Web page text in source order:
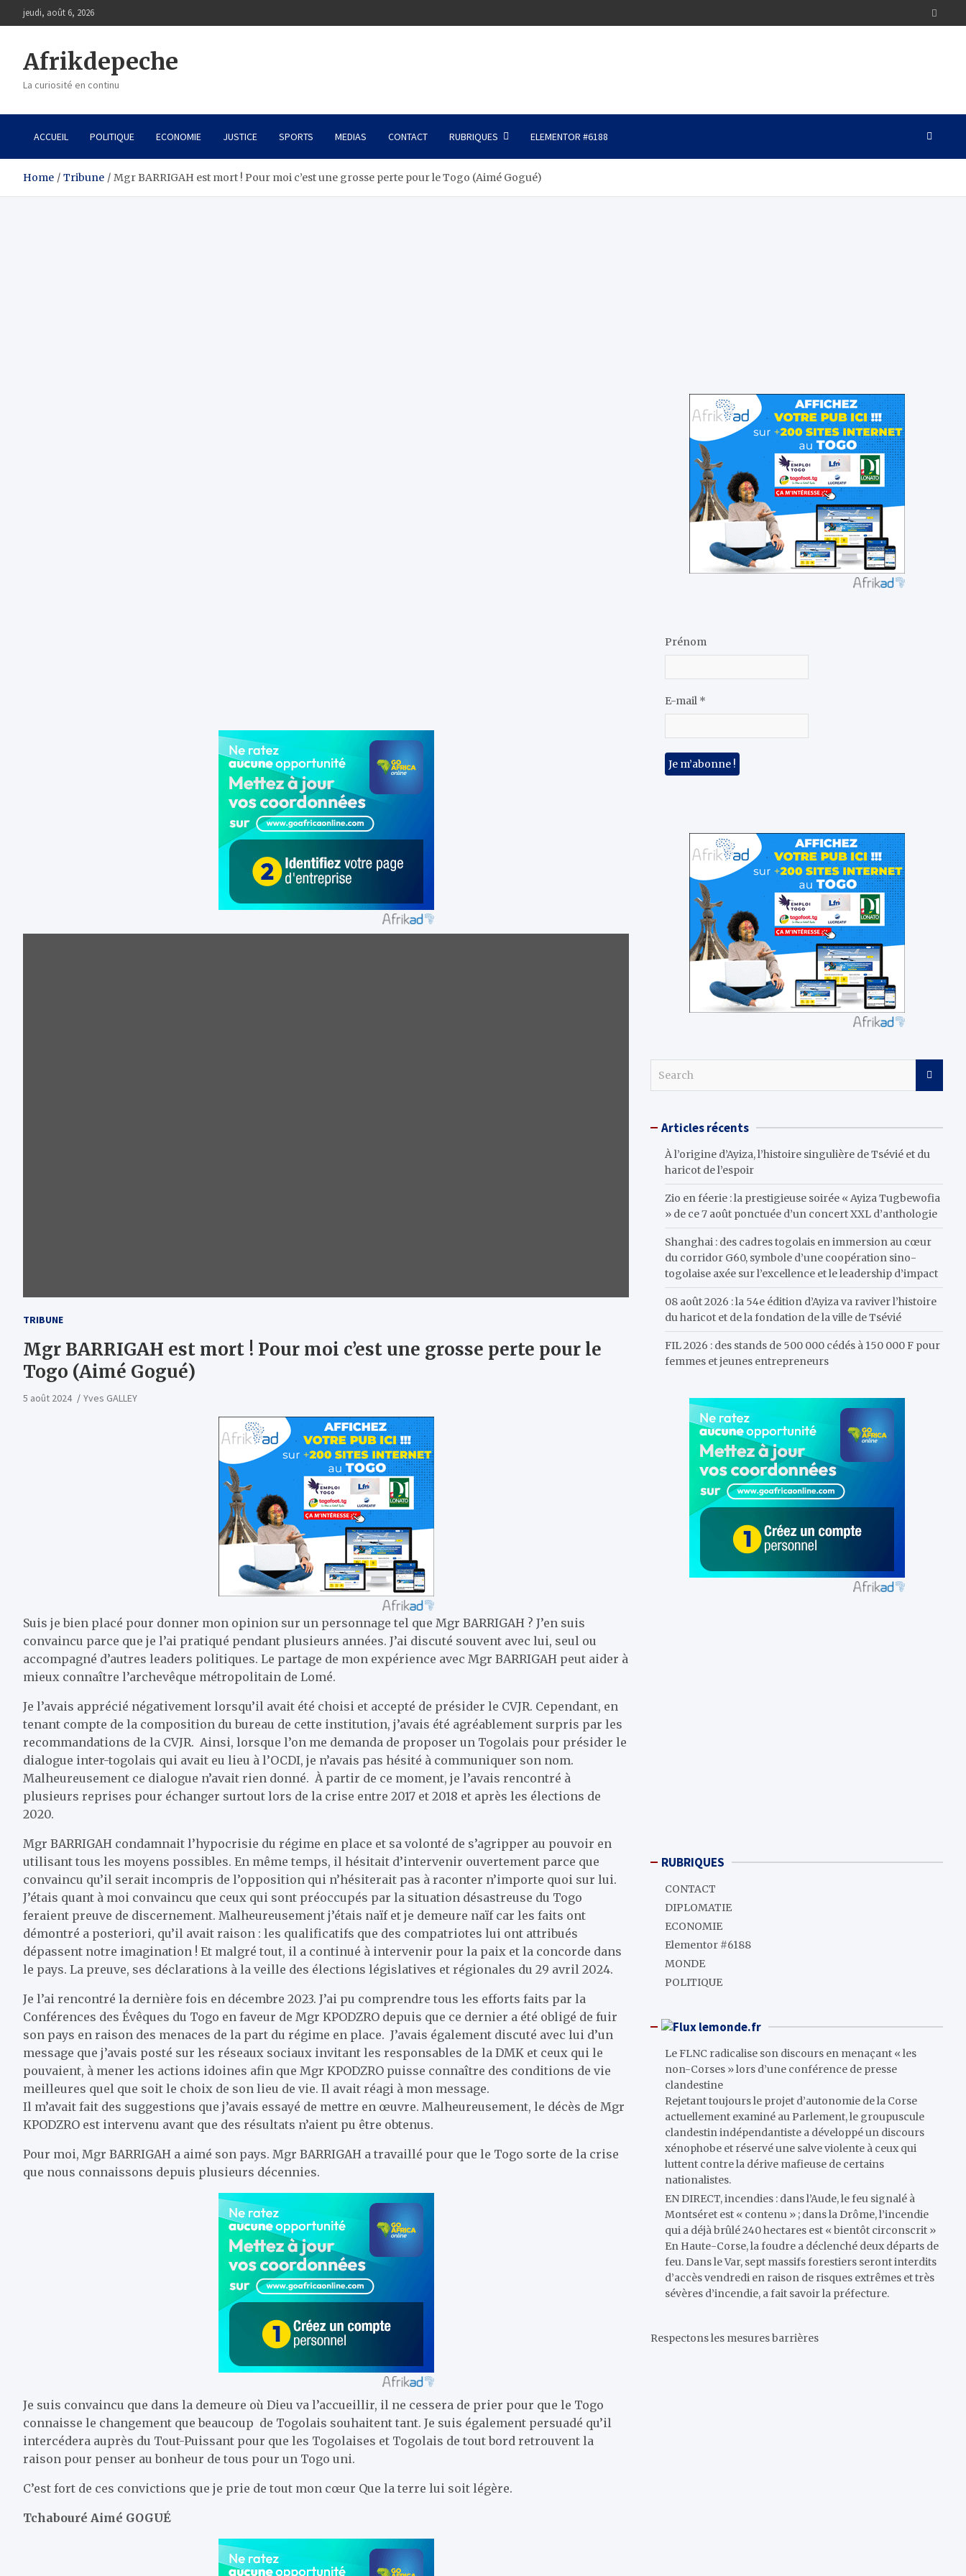
to
jeudi, août 6, 2026
Afrikdepeche
La curiosité en continu
ACCUEIL POLITIQUE ECONOMIE JUSTICE SPORTS MEDIAS CONTACT RUBRIQUES ELEMENTOR #6188
Home Tribune Mgr BARRIGAH est mort ! Pour moi c’est une grosse perte pour le Togo (Aimé Gogué)
TRIBUNE
Mgr BARRIGAH est mort ! Pour moi c’est une grosse perte pour le
Togo (Aimé Gogué)
5 août 2024 Yves GALLEY
Suis je bien placé pour donner mon opinion sur un personnage tel que Mgr BARRIGAH ? J’en suis
convaincu parce que je l’ai pratiqué pendant plusieurs années. J’ai discuté souvent avec lui, seul ou
accompagné d’autres leaders politiques. Le partage de mon expérience avec Mgr BARRIGAH peut aider à
mieux connaître l’archevêque métropolitain de Lomé.
Je l’avais apprécié négativement lorsqu’il avait été choisi et accepté de présider le CVJR. Cependant, en
tenant compte de la composition du bureau de cette institution, j’avais été agréablement surpris par les
recommandations de la CVJR. Ainsi, lorsque l’on me demanda de proposer un Togolais pour présider le
dialogue inter-togolais qui avait eu lieu à l’OCDI, je n’avais pas hésité à communiquer son nom.
Malheureusement ce dialogue n’avait rien donné. À partir de ce moment, je l’avais rencontré à
plusieurs reprises pour échanger surtout lors de la crise entre 2017 et 2018 et après les élections de
2020.
Mgr BARRIGAH condamnait l’hypocrisie du régime en place et sa volonté de s’agripper au pouvoir en
utilisant tous les moyens possibles. En même temps, il hésitait d’intervenir ouvertement parce que
convaincu qu’il serait incompris de l’opposition qui n’hésiterait pas à raconter n’importe quoi sur lui.
J’étais quant à moi convaincu que ceux qui sont préoccupés par la situation désastreuse du Togo
feraient preuve de discernement. Malheureusement j’étais naïf et je demeure naïf car les faits ont
démontré a posteriori, qu’il avait raison : les qualificatifs que des compatriotes lui ont attribués
dépassent notre imagination ! Et malgré tout, il a continué à intervenir pour la paix et la concorde dans
le pays. La preuve, ses déclarations à la veille des élections législatives et régionales du 29 avril 2024.
Je l’ai rencontré la dernière fois en décembre 2023. J’ai pu comprendre tous les efforts faits par la
Conférences des Évêques du Togo en faveur de Mgr KPODZRO depuis que ce dernier a été obligé de fuir
son pays en raison des menaces de la part du régime en place. J’avais également discuté avec lui d’un
message que j’avais posté sur les réseaux sociaux invitant les responsables de la DMK et ceux qui le
pouvaient, à mener les actions idoines afin que Mgr KPODZRO puisse connaître des conditions de vie
meilleures quel que soit le choix de son lieu de vie. Il avait réagi à mon message.
Il m’avait fait des suggestions que j’avais essayé de mettre en œuvre. Malheureusement, le décès de Mgr
KPODZRO est intervenu avant que des résultats n’aient pu être obtenus.
Pour moi, Mgr BARRIGAH a aimé son pays. Mgr BARRIGAH a travaillé pour que le Togo sorte de la crise
que nous connaissons depuis plusieurs décennies.
Je suis convaincu que dans la demeure où Dieu va l’accueillir, il ne cessera de prier pour que le Togo
connaisse le changement que beaucoup de Togolais souhaitent tant. Je suis également persuadé qu’il
intercédera auprès du Tout-Puissant pour que les Togolaises et Togolais de tout bord retrouvent la
raison pour penser au bonheur de tous pour un Togo uni.
C’est fort de ces convictions que je prie de tout mon cœur Que la terre lui soit légère.
Tchabouré Aimé GOGUÉ
Prénom
E-mail *
c Articles récents
À l’origine d’Ayiza, l’histoire singulière de Tsévié et du
haricot de l’espoir
Zio en féerie : la prestigieuse soirée « Ayiza Tugbewofia
» de ce 7 août ponctuée d’un concert XXL d’anthologie
Shanghai : des cadres togolais en immersion au cœur
du corridor G60, symbole d’une coopération sino-
togolaise axée sur l’excellence et le leadership d’impact
08 août 2026 : la 54e édition d’Ayiza va raviver l’histoire
du haricot et de la fondation de la ville de Tsévié
FIL 2026 : des stands de 500 000 cédés à 150 000 F pour
femmes et jeunes entrepreneurs
RUBRIQUES
CONTACT
DIPLOMATIE
ECONOMIE
Elementor #6188
MONDE
POLITIQUE
lemonde.fr
Le FLNC radicalise son discours en menaçant « les
non-Corses » lors d’une conférence de presse
clandestine
Rejetant toujours le projet d’autonomie de la Corse
actuellement examiné au Parlement, le groupuscule
clandestin indépendantiste a développé un discours
xénophobe et réservé une salve violente à ceux qui
luttent contre la dérive mafieuse de certains
nationalistes.
EN DIRECT, incendies : dans l’Aude, le feu signalé à
Montséret est « contenu » ; dans la Drôme, l’incendie
qui a déjà brûlé 240 hectares est « bientôt circonscrit »
En Haute-Corse, la foudre a déclenché deux départs de
feu. Dans le Var, sept massifs forestiers seront interdits
d’accès vendredi en raison de risques extrêmes et très
sévères d’incendie, a fait savoir la préfecture.
Respectons les mesures barrières